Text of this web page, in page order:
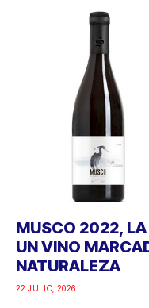
MUSCO 2022, LA
UN VINO
NATURALEZA
22 JULIO, 2026